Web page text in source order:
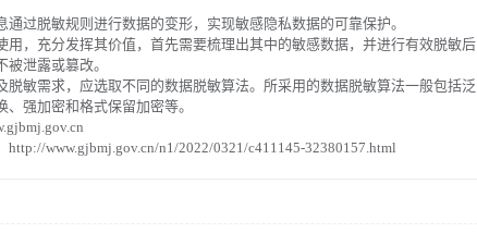
过脱敏规则进行数据的变形，实现敏感隐私数据的可靠保护。
用，充分发挥其价值，首先需要梳理出其中的敏感数据，并进行有效脱敏后
泄露或篡改。
脱敏需求，应选取不同的数据脱敏算法。所采用的数据脱敏算法一般包括泛
强加密和格式保留加密等。
http://www.gjbmj.gov.cn/n1/2022/0321/c411145-32380157.html